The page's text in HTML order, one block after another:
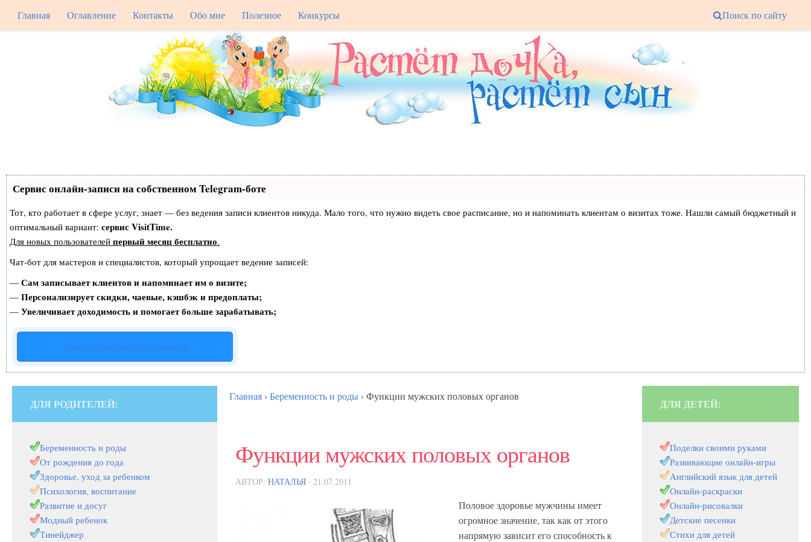
Главная Оглавление Контакты Обо мне Полезное Конкурсы Поиск по сайту
Сервис онлайн-записи на собственном Telegram-боте
Тот, кто работает в сфере услуг, знает — без ведения записи клиентов никуда. Мало того, что нужно видеть свое расписание, но и напоминать клиентам о визитах тоже. Нашли самый бюджетный и
оптимальный вариант: сервис VisitTime.
Для новых пользователей первый месяц бесплатно.
Чат-бот для мастеров и специалистов, который упрощает ведение записей:
— Сам записывает клиентов и напоминает им о визите;
— Персонализирует скидки, чаевые, кэшбэк и предоплаты;
— Увеличивает доходимость и помогает больше зарабатывать;
Начать пользоваться сервисом
Главная › Беременность и роды › Функции мужских половых органов
Функции мужских половых органов
АВТОР: НАТАЛЬЯ · 21.07.2011
Половое здоровье мужчины имеет
огромное значение, так как от этого
напрямую зависит его способность к
ДЛЯ РОДИТЕЛЕЙ:
Беременность и роды
От рождения до года
Здоровье, уход за ребенком
Психология, воспитание
Развитие и досуг
Модный ребенок
Тинейджер
ДЛЯ ДЕТЕЙ:
Поделки своими руками
Развивающие онлайн-игры
Английский язык для детей
Онлайн-раскраски
Онлайн-рисовалки
Детские песенки
Стихи для детей